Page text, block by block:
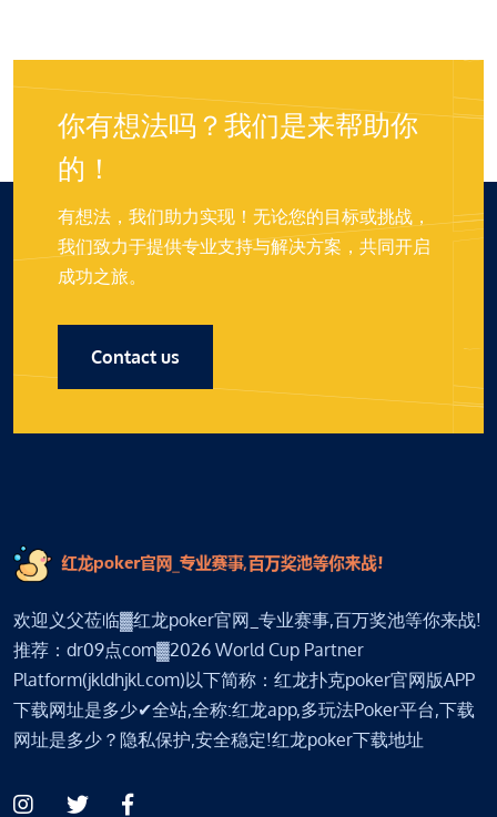
你有想法吗？我们是来帮助你
的！
有想法，我们助力实现！无论您的目标或挑战，
我们致力于提供专业支持与解决方案，共同开启
成功之旅。
Contact us
欢迎义父莅临▓红龙poker官网_专业赛事,百万奖池等你来战!
推荐：dr09点com▓2026 World Cup Partner
Platform(jkldhjkl.com)以下简称：红龙扑克poker官网版APP
下载网址是多少✔全站,全称:红龙app,多玩法Poker平台,下载
网址是多少？隐私保护,安全稳定!红龙poker下载地址